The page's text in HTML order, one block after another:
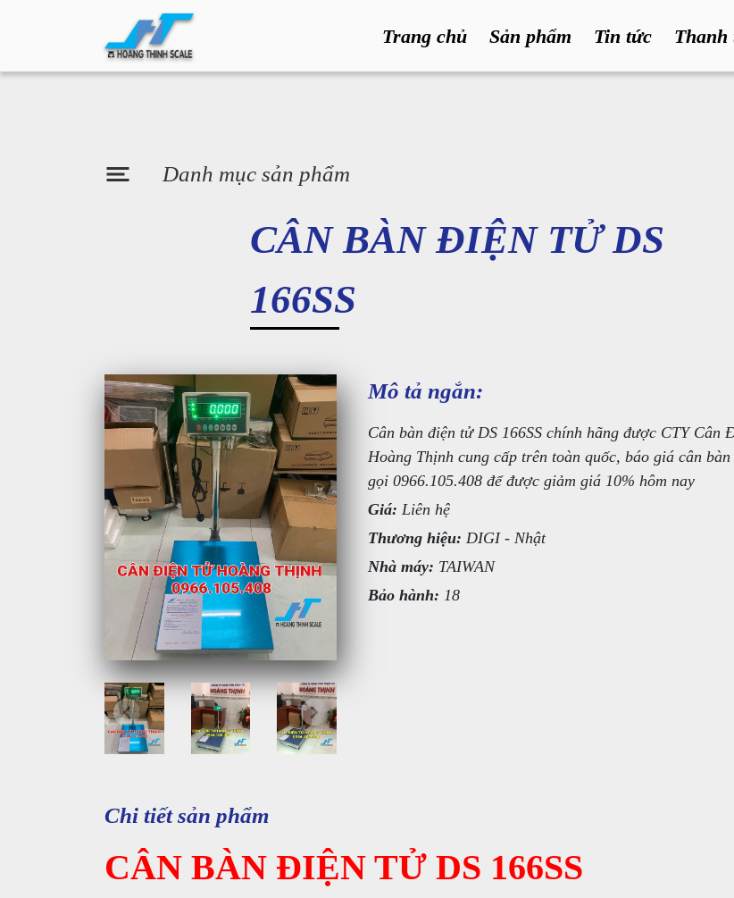
Trang chủ Sản phẩm Tin tức Thanh
Danh mục sản phẩm
CÂN BÀN ĐIỆN TỬ DS
166SS
Mô tả ngắn:
Cân bàn điện tử DS 166SS chính hãng được CTY Cân
Hoàng Thịnh cung cấp trên toàn quốc, báo giá cân bàn
gọi 0966.105.408 để được giảm giá 10% hôm nay
Giá: Liên hệ
Thương hiệu: DIGI - Nhật
Nhà máy: TAIWAN
Bảo hành: 18
Chi tiết sản phẩm
CÂN BÀN ĐIỆN TỬ DS 166SS